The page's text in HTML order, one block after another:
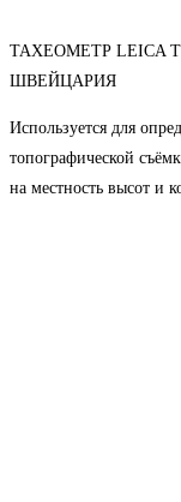
ТАХЕОМЕТР LEICA
ШВЕЙЦАРИЯ
Используется для
топографической
на местность высот и